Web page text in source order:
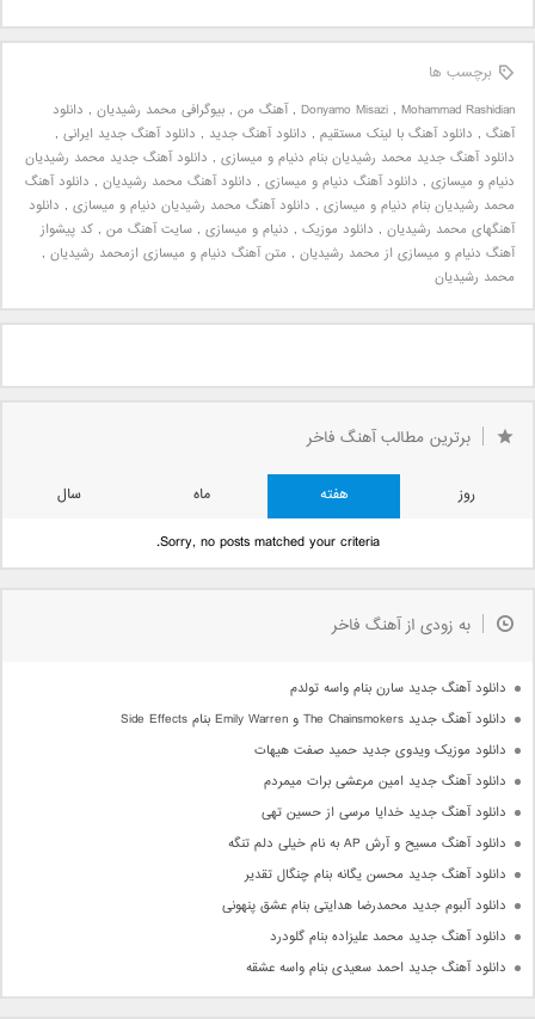
برچسب ها
Donyamo Misazi , Mohammad Rashidian
,آهنگ من , بیوگرافی محمد رشیدیان , دانلود
آهنگ , دانلود آهنگ با لینک مستقیم , دانلود آهنگ جدید , دانلود آهنگ جدید ایرانی ,
دانلود آهنگ جدید محمد رشیدیان بنام دنیام و میسازی , دانلود آهنگ جدید محمد رشیدیان
دنیام و میسازی , دانلود آهنگ دنیام و میسازی , دانلود آهنگ محمد رشیدیان , دانلود آهنگ
محمد رشیدیان بنام دنیام و میسازی , دانلود آهنگ محمد رشیدیان دنیام و میسازی , دانلود
آهنگهای محمد رشیدیان , دانلود موزیک , دنیام و میسازی , سایت آهنگ من , کد پیشواز
آهنگ دنیام و میسازی از محمد رشیدیان , متن آهنگ دنیام و میسازی ازمحمد رشیدیان ,
محمد رشیدیان
برترین مطالب آهنگ فاخر
روز هفته ماه
سال
Sorry, no posts matched your criteria.
به زودی از آهنگ فاخر
دانلود آهنگ جدید سارن بنام واسه تولدم
دانلود آهنگ جدید The Chainsmokers و Emily Warren بنام Side Effects
دانلود موزیک ویدوی جدید حمید صفت هیهات
دانلود آهنگ جدید امین مرعشی برات میمردم
دانلود آهنگ جدید خدایا مرسی از حسین تهی
دانلود آهنگ مسیح و آرش AP به نام خیلی دلم تنگه
دانلود آهنگ جدید محسن یگانه بنام چنگال تقدیر
دانلود آلبوم جدید محمدرضا هدایتی بنام عشق پنهونی
دانلود آهنگ جدید محمد علیزاده بنام گلودرد
دانلود آهنگ جدید احمد سعیدی بنام واسه عشقه